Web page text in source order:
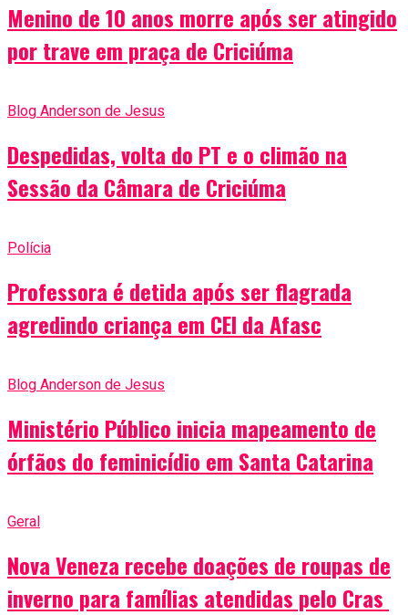
Menino de 10 anos morre após ser atingido
por trave em praça de Criciúma
Blog Anderson de Jesus
Despedidas, volta do PT e o climão na
Sessão da Câmara de Criciúma
Polícia
Professora é detida após ser flagrada
agredindo criança em CEI da Afasc
Blog Anderson de Jesus
Ministério Público inicia mapeamento de
órfãos do feminicídio em Santa Catarina
Geral
Nova Veneza recebe doações de roupas de
inverno para famílias atendidas pelo Cras